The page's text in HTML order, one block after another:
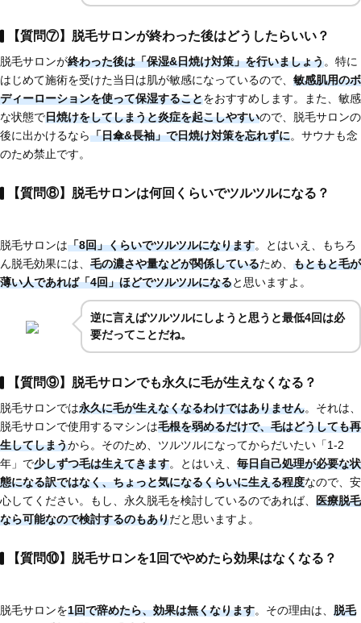
【質問⑦】脱毛サロンが終わった後はどうしたらいい？
脱毛サロンが終わった後は「保湿&日焼け対策」を行いましょう。特に
はじめて施術を受けた当日は肌が敏感になっているので、 敏感肌用のボ
ディーローションを使って保湿することをおすすめします。また、敏感
な状態で日焼けをしてしまうと炎症を起こしやすいので、脱毛サロンの
後に出かけるなら「日傘&長袖」で日焼け対策を忘れずに。サウナも念
のため禁止です。
【質問⑧】脱毛サロンは何回くらいでツルツルになる？
脱毛サロンは「8回」くらいでツルツルになります。とはいえ、もちろ
ん脱毛効果には、 毛の濃さや量などが関係しているため、 もともと毛が
薄い人であれば「4回」ほどでツルツルになると思いますよ。
逆に言えばツルツルにしようと思うと最低4回は必
要だってことだね。
【質問⑨】脱毛サロンでも永久に毛が生えなくなる？
脱毛サロンでは永久に毛が生えなくなるわけではありません。それは、
脱毛サロンで使用するマシンは毛根を弱めるだけで、毛はどうしても再
生してしまうから。そのため、ツルツルになってからだいたい「1-2
年」で少しずつ毛は生えてきます。とはいえ、 毎日自己処理が必要な状
態になる訳ではなく、ちょっと気になるくらいに生える程度なので、安
心してください。もし、永久脱毛を検討しているのであれば、 医療脱毛
なら可能なので検討するのもありだと思いますよ。
【質問⑩】脱毛サロンを1回でやめたら効果はなくなる？
脱毛サロンを1回で辞めたら、効果は無くなります。その理由は、 脱毛